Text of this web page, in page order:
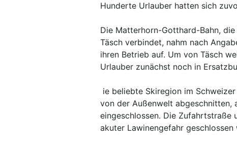
Hunderte Urlauber hatten sich
Die Matterhorn-Gotthard-Bahn,
Täsch verbindet, nahm nach
ihren Betrieb auf. Um von Täsch
Urlauber zunächst noch in
ie beliebte Skiregion im
von der Außenwelt abgeschnitten,
eingeschlossen. Die Zufahrtstraße
akuter Lawinengefahr geschlossen